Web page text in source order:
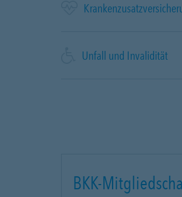
Unfall und Invalidität
BKK-